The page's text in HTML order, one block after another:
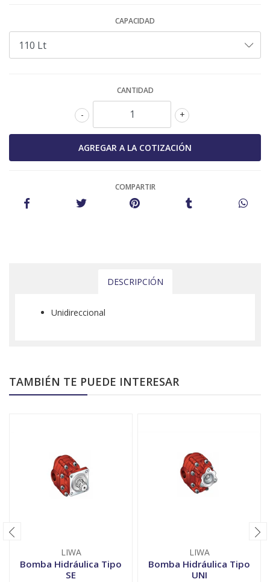
CAPACIDAD
CANTIDAD
+
-
COMPARTIR
DESCRIPCIÓN
Unidireccional
TAMBIÉN TE PUEDE INTERESAR
LIWA
Bomba Hidráulica Tipo
SE
LIWA
Bomba Hidráulica Tipo
UNI